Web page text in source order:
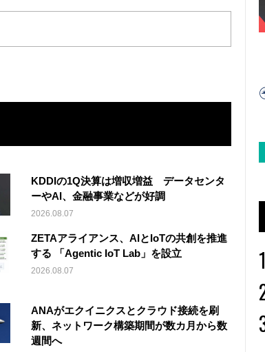
KDDIの1Q決算は増収増益 データセンタ
ーやAI、金融事業などが好調
2026.08.07
ZETAアライアンス、AIとIoTの共創を推進
する 「Agentic IoT Lab」を設立
2026.08.07
ANAがエクイニクスとクラウド接続を刷
新、ネットワーク構築期間が数カ月から数
週間へ